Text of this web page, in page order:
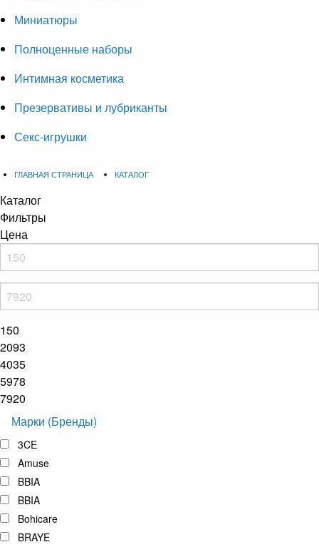
Миниатюры
Полноценные наборы
Интимная косметика
Презервативы и лубриканты
Секс-игрушки
ГЛАВНАЯ СТРАНИЦА КАТАЛОГ
Каталог
Фильтры
Цена
150
2093
4035
5978
7920
Марки (Бренды)
3CE
Amuse
BBIA
BBIA
Bohicare
BRAYE